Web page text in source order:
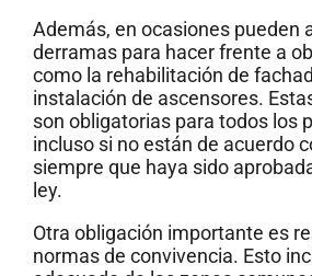
Además, en ocasiones pueden
derramas para hacer frente a
como la rehabilitación de
instalación de ascensores.
son obligatorias para todos los
incluso si no están de acuerdo
siempre que haya sido
ley.
Otra obligación importante es
normas de convivencia. Esto